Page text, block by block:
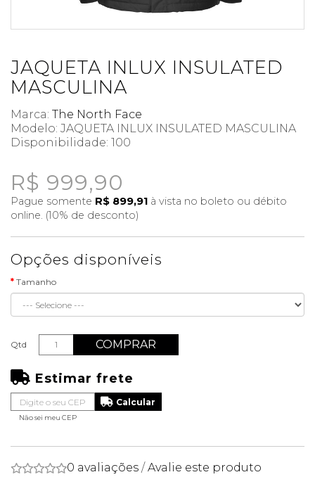
JAQUETA INLUX INSULATED
MASCULINA
Marca: The North Face
Modelo: JAQUETA INLUX INSULATED MASCULINA
Disponibilidade: 100
R$ 999,90
Pague somente R$ 899,91 à vista no boleto ou débito
online. (10% de desconto)
Opções disponíveis
Tamanho
Qtd COMPRAR
Estimar frete
Não sei meu CEP
0 avaliações /Avalie este produto